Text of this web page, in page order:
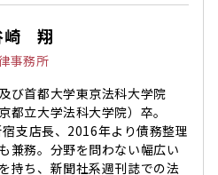
崎 翔
事務所
び首都大学東京法科大学院
都立大学法科大学院）卒。
支店長、2016年より債務整理
兼務。分野を問わない幅広い
持ち、新聞社系週刊誌での法